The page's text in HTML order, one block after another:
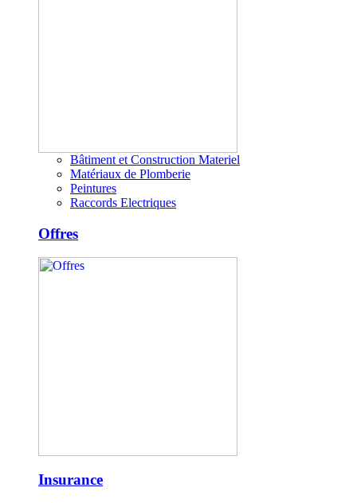
Bâtiment et Construction Materiel
Matériaux de Plomberie
Peintures
Raccords Electriques
Offres
Insurance